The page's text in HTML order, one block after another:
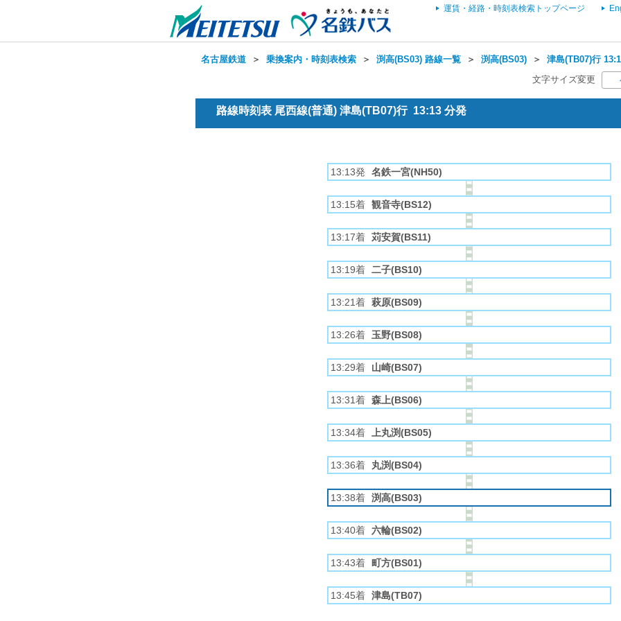
運賃・経路・時刻表検索トップページ
名古屋鉄道 ＞ 乗換案内・時刻表検索 ＞ 渕高(BS03) 路線一覧 ＞ 渕高(BS03) ＞ 津島(TB07)行
文字サイズ変更
路線時刻表 尾西線(普通) 津島(TB07)行 13:13 分発
13:13発 名鉄一宮(NH50)
13:15着 観音寺(BS12)
13:17着 苅安賀(BS11)
13:19着 二子(BS10)
13:21着 萩原(BS09)
13:26着 玉野(BS08)
13:29着 山崎(BS07)
13:31着 森上(BS06)
13:34着 上丸渕(BS05)
13:36着 丸渕(BS04)
13:38着 渕高(BS03)
13:40着 六輪(BS02)
13:43着 町方(BS01)
13:45着 津島(TB07)